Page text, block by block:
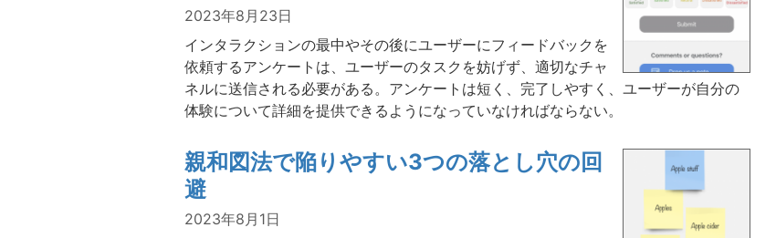
2023年8月23日
インタラクションの最中やその後にユーザーにフィードバックを
依頼するアンケートは、ユーザーのタスクを妨げず、適切なチャ
ネルに送信される必要がある。アンケートは短く、完了しやすく、ユーザーが自分の
体験について詳細を提供できるようになっていなければならない。
親和図法で陥りやすい3つの落とし穴の回
避
2023年8月1日